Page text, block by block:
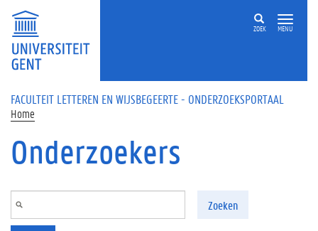
Overslaan en naar de inhoud gaan
ZOEK MENU
FACULTEIT LETTEREN EN WIJSBEGEERTE - ONDERZOEKSPORTAAL
Home
Onderzoekers
Zoeken